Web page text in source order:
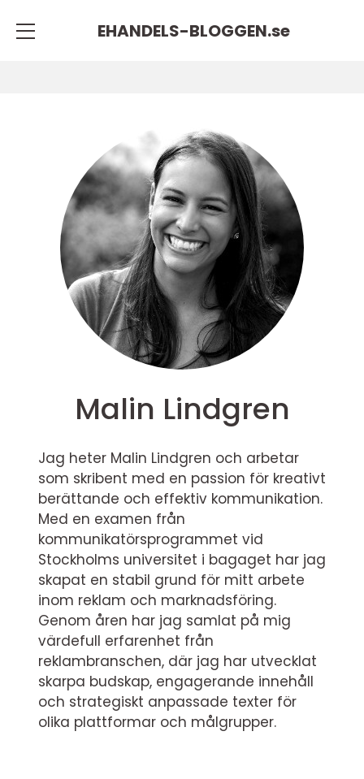
EHANDELS-BLOGGEN.se
Malin Lindgren
Jag heter Malin Lindgren och arbetar
som skribent med en passion för kreativt
berättande och effektiv kommunikation.
Med en examen från
kommunikatörsprogrammet vid
Stockholms universitet i bagaget har jag
skapat en stabil grund för mitt arbete
inom reklam och marknadsföring.
Genom åren har jag samlat på mig
värdefull erfarenhet från
reklambranschen, där jag har utvecklat
skarpa budskap, engagerande innehåll
och strategiskt anpassade texter för
olika plattformar och målgrupper.